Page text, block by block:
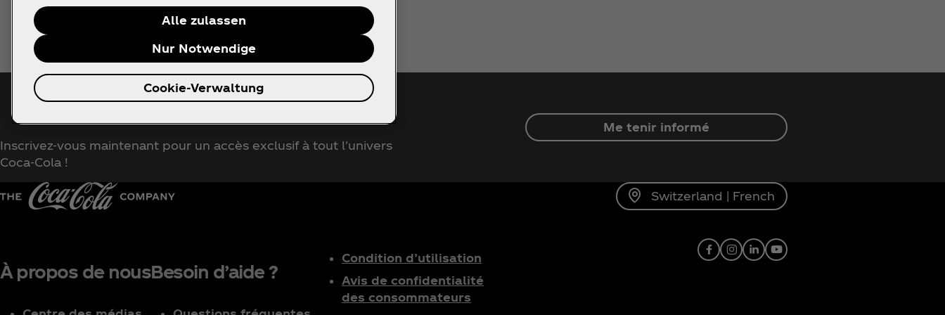
Me tenir au courant
Inscrivez-vous maintenant pour un accès exclusif à tout l'univers
Coca‑Cola !
Me tenir informé
Switzerland | French
À propos de nousBesoin d’aide ?
Condition d’utilisation
Avis de confidentialité
des consommateurs
Facebook
Instagram
Linkedin
Youtube
Alle zulassen
Nur Notwendige
Cookie-Verwaltung